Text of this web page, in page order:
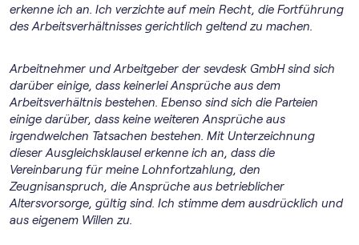
erkenne ich an. Ich verzichte auf mein Recht, die Fortführung
des Arbeitsverhältnisses gerichtlich geltend zu machen.
Arbeitnehmer und Arbeitgeber der sevdesk GmbH sind sich
darüber einige, dass keinerlei Ansprüche aus dem
Arbeitsverhältnis bestehen. Ebenso sind sich die Parteien
einige darüber, dass keine weiteren Ansprüche aus
irgendwelchen Tatsachen bestehen. Mit Unterzeichnung
dieser Ausgleichsklausel erkenne ich an, dass die
Vereinbarung für meine Lohnfortzahlung, den
Zeugnisanspruch, die Ansprüche aus betrieblicher
Altersvorsorge, gültig sind. Ich stimme dem ausdrücklich und
aus eigenem Willen zu.